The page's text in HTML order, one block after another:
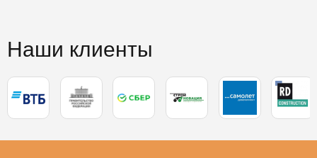
Наши клиенты